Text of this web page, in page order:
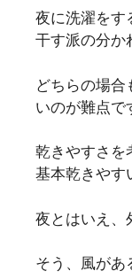
夜に洗濯をす
干す派の分か
どちらの場合
いのが難点で
乾きやすさを
基本乾きやす
夜とはいえ、
そう、風があ